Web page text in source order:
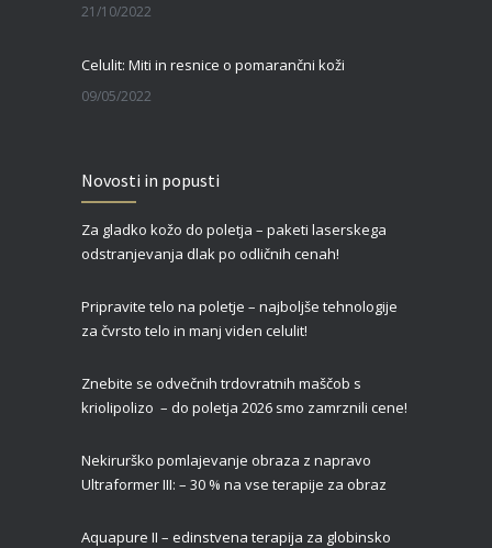
21/10/2022
Celulit: Miti in resnice o pomarančni koži
09/05/2022
27/02/2022
Čas je za piling!
09/01/2022
Novosti in popusti
Za gladko kožo do poletja – paketi laserskega
odstranjevanja dlak po odličnih cenah!
Pripravite telo na poletje – najboljše tehnologije
za čvrsto telo in manj viden celulit!
Znebite se odvečnih trdovratnih maščob s
kriolipolizo – do poletja 2026 smo zamrznili cene!
Nekirurško pomlajevanje obraza z napravo
Ultraformer III: – 30 % na vse terapije za obraz
Aquapure II – edinstvena terapija za globinsko